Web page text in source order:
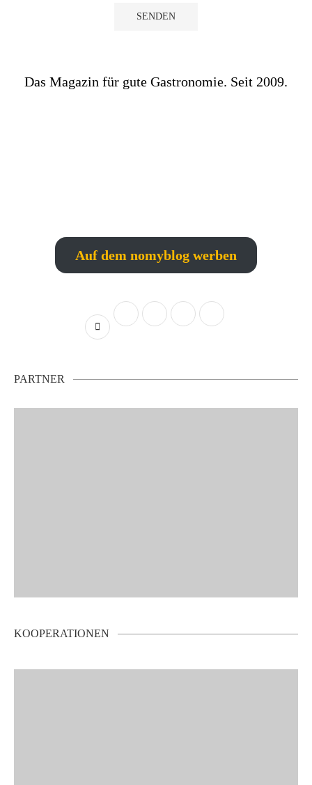
Das Magazin für gute Gastronomie. Seit 2009.
Auf dem nomyblog werben
PARTNER
KOOPERATIONEN